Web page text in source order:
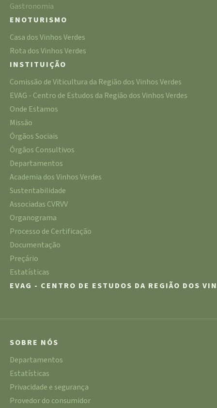
Gastronomia
ENOTURISMO
Casa dos Vinhos Verdes
Rota dos Vinhos Verdes
INSTITUIÇÃO
Comissão de Viticultura da Região dos Vinhos Verdes
EVAG - Centro de Estudos da Região dos Vinhos Verdes
Onde Estamos
Missão
Órgãos Sociais
Órgãos Consultivos
Departamentos
Academia dos Vinhos Verdes
Sustentabilidade
Associadas CVRVV
Organograma
Processo de Certificação
Documentação
Preçário
Estatísticas
EVAG - CENTRO DE ESTUDOS DA REGIÃO DOS
SOBRE NÓS
Departamentos
Estatísticas
Privacidade e segurança
Provedor do consumidor